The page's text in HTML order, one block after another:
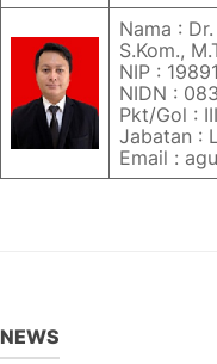
Nama :
S.Kom.,
NIP :
NIDN :
Pkt/Gol :
Jabatan :
Email :
NEWS